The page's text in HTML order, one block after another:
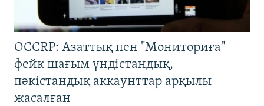
OCCRP: Азаттық пен "Мониториға"
фейк шағым үндістандық,
пәкістандық аккаунттар арқылы
жасалған